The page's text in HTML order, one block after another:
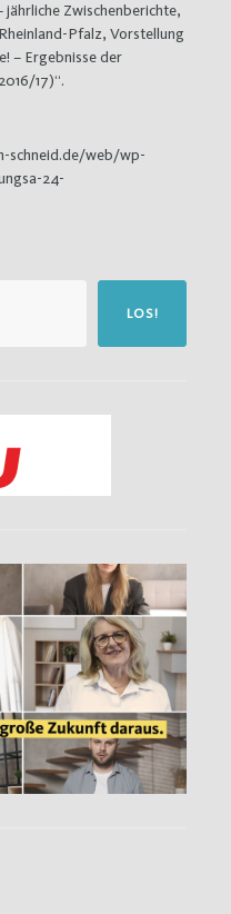
Zwischenberichte,
Pfalz, Vorstellung
– Ergebnisse der
17)“.
schneid.de/web/wp-
24-
LOS!